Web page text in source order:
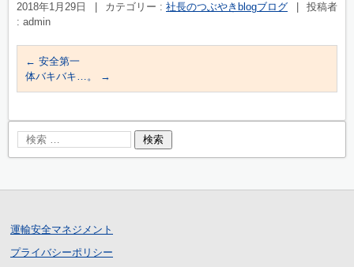
2018年1月29日 カテゴリー : 社長のつぶやきblogブログ
投稿者
: admin
← 安全第一
体バキバキ…。
→
運輸安全マネジメント
プライバシーポリシー